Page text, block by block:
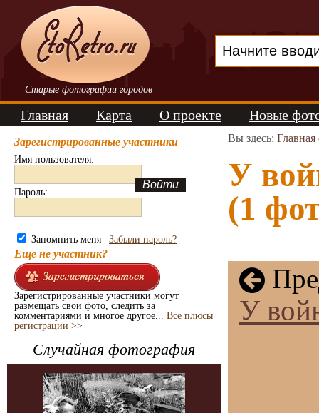
Старые фотографии городов
Главная Карта О проекте Новые
Зарегистрированные участники
Имя пользователя:
Пароль:
Запомнить меня | Забыли пароль?
Еще не участник?
Зарегистрированные участники могут
размещать свои фото, следить за
комментариями и многое другое... Все плюсы
регистрации >>
Случайная фотография
Вы здесь: Главная
У
(1
У